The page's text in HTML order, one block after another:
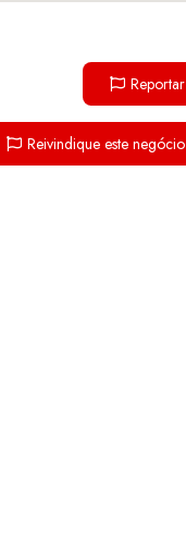
Reportar
Reivindique este negócio